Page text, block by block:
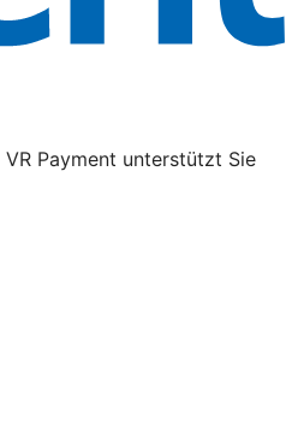
Payment unterstützt Sie